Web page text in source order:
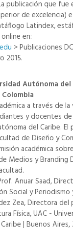
publicación que fue
de excelencia)
Latindex,
en:
> Publicaciones
2015.
Autónoma
a través de
y docentes de
del Caribe. El
de Diseño y
académica
Medios y Branding
Anuar Saad,
Social y Periodismo
Zea, Directora del
Física, UAC -
| Buenos